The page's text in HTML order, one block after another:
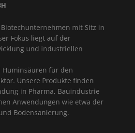
mit Sitz in
Fokus liegt auf der
und industriellen
für den
Unsere Produkte finden
in Pharma, Bauindustrie
Anwendungen wie etwa der
Bodensanierung.